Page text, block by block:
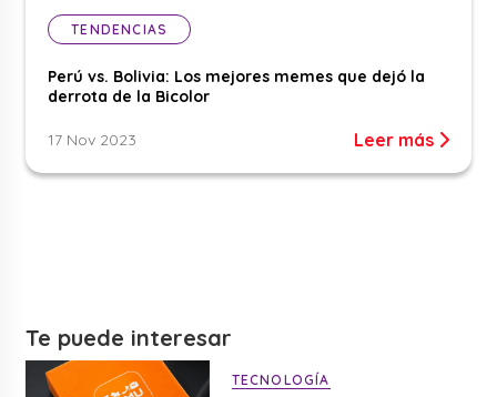
TENDENCIAS
Perú vs. Bolivia: Los mejores memes que dejó la
derrota de la Bicolor
17 Nov 2023 Leer más
Te puede interesar
TECNOLOGÍA